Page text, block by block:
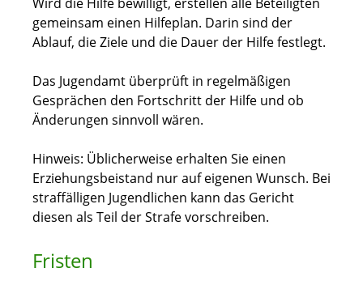
gemeinsam einen Hilfeplan. Darin sind der
Ablauf, die Ziele und die Dauer der Hilfe festlegt.
Das Jugendamt überprüft in regelmäßigen
Gesprächen den Fortschritt der Hilfe und ob
Änderungen sinnvoll wären.
Hinweis: Üblicherweise erhalten Sie einen
Erziehungsbeistand nur auf eigenen Wunsch. Bei
straffälligen Jugendlichen kann das Gericht
diesen als Teil der Strafe vorschreiben.
Fristen